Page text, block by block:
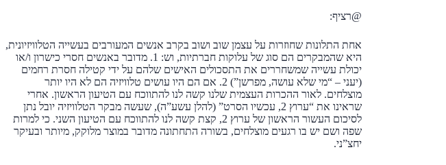
@רציף:
אחת התלונות שחוזרות על עצמן שוב ושוב בקרב אנשים המעורבים בעשייה הטלוויזיונית,
היא שהמבקרים הם סוג של עלוקות חברתיות, וש: 1. מדובר באנשים חסרי כישרון ו/או
יכולת עשייה שמשחררים את התסכולים האישים שלהם על ידי קטילה חסרת רחמים
(יעני – “מי שלא עושה, מפרשן”) 2. אם הם היו עושים טלוויזיה הם לא היו יותר
מוצלחים. לאור ההכרות העצמית שלנו קשה לנו להתווכח עם הטיעון הראשון. אחרי
שראינו את “ערוץ 2, עכשיו הסרט” (להלן עשע”ה), שעשה מבקר הטלוויזיה יובל נתן
לסיכום העשור הראשון של ערוץ 2, קצת קשה לנו להתווכח עם הטיעון השני. כי למרות
שפה ושם יש בו רגעים מוצלחים, בשורה התחתונה מדובר במוצר מלוקק, מיותר ובעיקר
יחצ”ני.